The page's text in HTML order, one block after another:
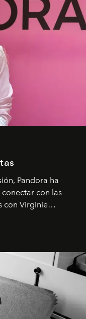
Pandora ha
con las
con Virginie
para
y el valor